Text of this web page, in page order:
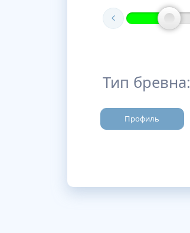
Тип бревна:
Профиль